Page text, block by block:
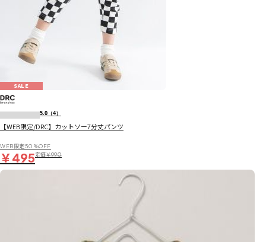
SALE
5.0 （4）
【WEB限定/DRC】カットソー7分丈パンツ
WEB限定50％OFF
￥495定価￥990